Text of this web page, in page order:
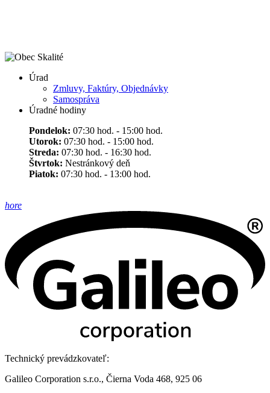
Úrad
Zmluvy, Faktúry, Objednávky
Samospráva
Úradné hodiny
Pondelok: 07:30 hod. - 15:00 hod.
Utorok: 07:30 hod. - 15:00 hod.
Streda: 07:30 hod. - 16:30 hod.
Štvrtok: Nestránkový deň
Piatok: 07:30 hod. - 13:00 hod.
hore
Technický prevádzkovateľ:
Galileo Corporation s.r.o., Čierna Voda 468, 925 06